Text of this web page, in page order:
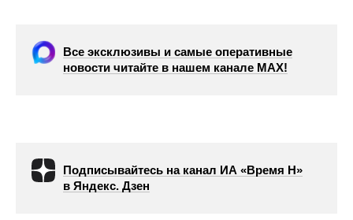
Все эксклюзивы и самые оперативные
новости читайте в нашем канале МАХ!
Подписывайтесь на канал ИА «Время Н»
в Яндекс. Дзен